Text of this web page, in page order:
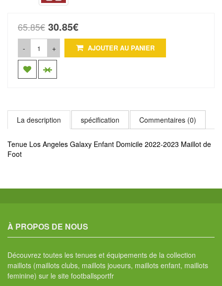
65.85€ 30.85€
- + AJOUTER AU PANIER
La description spécification Commentaires (0)
Tenue Los Angeles Galaxy Enfant Domicile 2022-2023 Maillot de
Foot
À PROPOS DE NOUS
Découvrez toutes les tenues et équipements de la collection
maillots (maillots clubs, maillots joueurs, maillots enfant, maillots
feminine) sur le site footballsportfr